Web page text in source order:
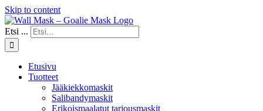
Skip to content
Etsi ...
Etusivu
Tuotteet
Jääkiekkomaskit
Salibandymaskit
Erikoismaalatut tarjousmaskit